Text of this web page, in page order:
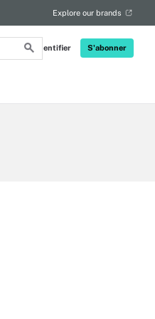
S'identifier S'abonner
Explore our brands